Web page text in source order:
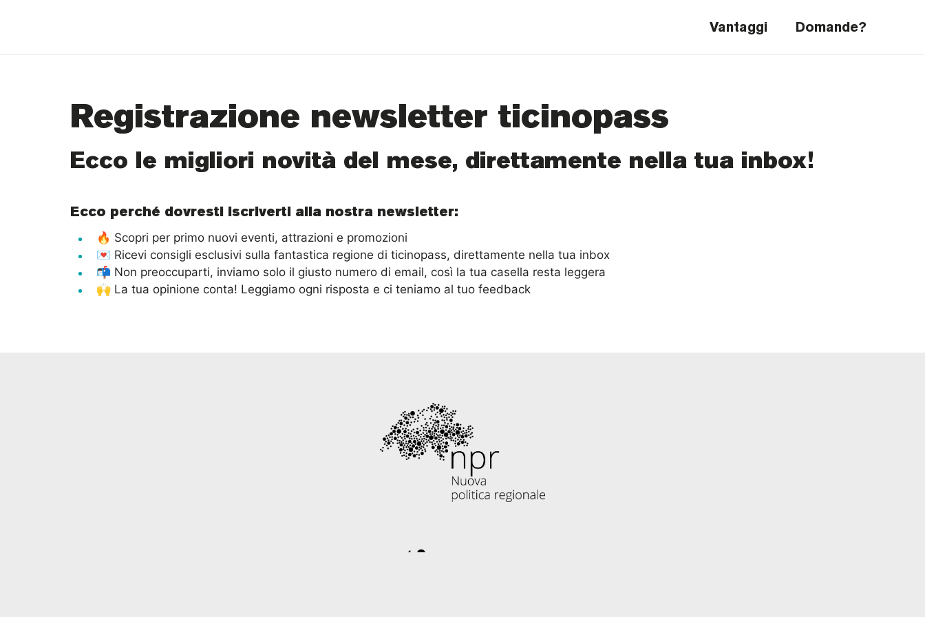
Vantaggi Domande?
Registrazione newsletter ticinopass
Ecco le migliori novità del mese, direttamente nella tua inbox!
Ecco perché dovresti iscriverti alla nostra newsletter:
🔥 Scopri per primo nuovi eventi, attrazioni e promozioni
💌 Ricevi consigli esclusivi sulla fantastica regione di ticinopass, direttamente nella tua inbox
📬 Non preoccuparti, inviamo solo il giusto numero di email, così la tua casella resta leggera
🙌 La tua opinione conta! Leggiamo ogni risposta e ci teniamo al tuo feedback